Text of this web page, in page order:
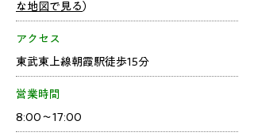
な地図で見る ）
アクセス
東武東上線朝霞駅徒歩15分
営業時間
8:00～17:00